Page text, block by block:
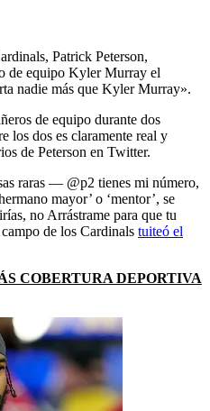
Patrick Peterson,
de equipo Kyler Murray el
nadie más que Kyler Murray».
de equipo durante dos
los dos es claramente real y
de Peterson en Twitter.
raras — @p2 tienes mi número,
mayor’ o ‘mentor’, se
no Arrástrame para que tu
de los Cardinals tuiteó el
COBERTURA DEPORTIVA